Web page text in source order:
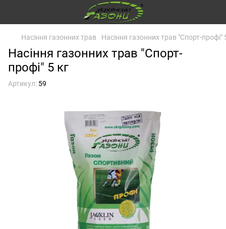
Насіння газонних трав Насіння газонних трав "Спорт-профі"
Насіння газонних трав "Спорт-
профі" 5 кг
Артикул: 59